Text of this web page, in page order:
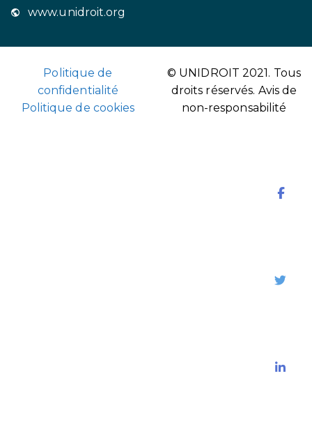
www.unidroit.org
Politique de
confidentialité
Politique de cookies
© UNIDROIT 2021. Tous
droits réservés. Avis de
non-responsabilité